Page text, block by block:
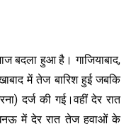
बदला हुआ है। गाजियाबाद,
में तेज बारिश हुई जबकि
दर्ज की गई।वहीं देर रात
में देर रात तेज हवाओं के